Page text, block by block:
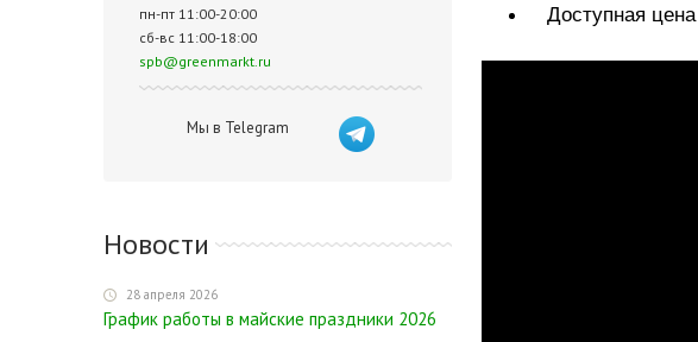
пн-пт 11:00-20:00
сб-вс 11:00-18:00
spb@greenmarkt.ru
Мы в Telegram
Новости
28 апреля 2026
График работы в майские праздники 2026
Доступная цена